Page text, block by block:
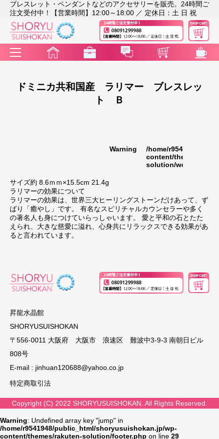
ブレスレット・ペンダントなどのアクセサリーを販売。24時間ご
注文受付中！【営業時間】12:00～18:00 ／ 定休日：土 日 祝
ドミニカ共和国産 ラリマー ブレスレッ
ト Ｂ
Warning
/home/r9541948/
content/themes/
solution/
サイズ約 8.6ｍｍ×15.5cm 21.4g
ラリマーの効果について
ラリマーの効果は、世界三大ヒーリングストーンだけあって、ず
ばり「癒やし」です。 有名なスピリチャルカウンセラーや多く
の著名人も身につけていらっしゃいます。 愛と平和の石とたた
えられ、大きな慈愛に溢れ、心身共にリラックスできる効果があ
ると言われています。
昇龍水晶館
SHORYUSUISHOKAN
〒556-0011 大阪府 大阪市 浪速区 難波中3-9-3 南朝日ビル
808号
E-mail : jinhuan120688@yahoo.co.jp
特定商取引法
Copyright (C) 2022 SHORYUSUISHOKAN. All Rights Reserved.
Warning: Undefined array key "jump" in
/home/r9541948/public_html/shoryusuishokan.jp/wp-
content/themes/rakuten-solution/footer.php on line 29